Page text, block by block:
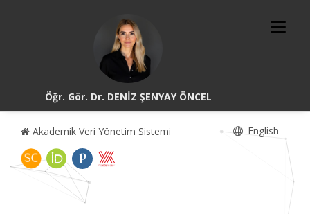
Öğr. Gör. Dr. DENİZ ŞENYAY ÖNCEL
Akademik Veri Yönetim Sistemi English